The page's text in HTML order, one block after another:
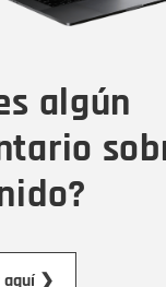
algún
aquí ❯